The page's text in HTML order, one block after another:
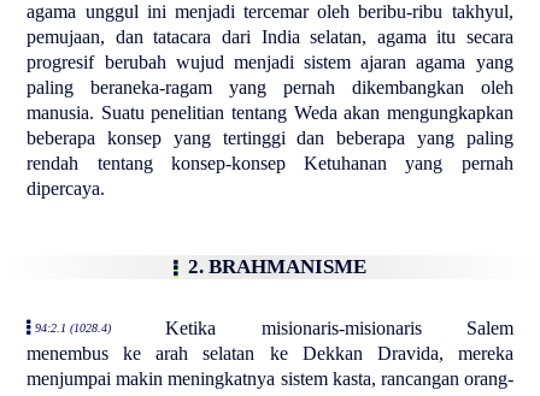
agama unggul ini menjadi tercemar oleh beribu-ribu takhyul,
pemujaan, dan tatacara dari India selatan, agama itu secara
progresif berubah wujud menjadi sistem ajaran agama yang
paling beraneka-ragam yang pernah dikembangkan oleh
manusia. Suatu penelitian tentang Weda akan mengungkapkan
beberapa konsep yang tertinggi dan beberapa yang paling
rendah tentang konsep-konsep Ketuhanan yang pernah
dipercaya.
2. BRAHMANISME
94:2.1 (1028.4)
Ketika misionaris-misionaris Salem
menembus ke arah selatan ke Dekkan Dravida, mereka
menjumpai makin meningkatnya sistem kasta, rancangan orang-